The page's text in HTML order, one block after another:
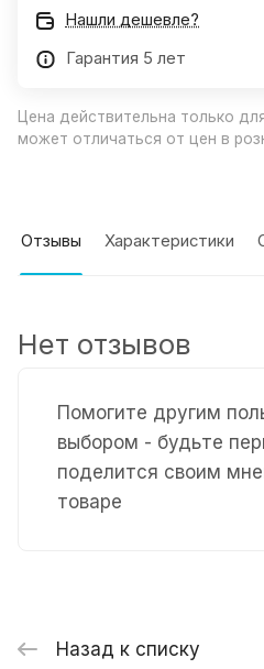
Нашли дешевле?
Гарантия 5 лет
Цена действительна только
может отличаться от цен в
Отзывы Характеристики
Помогите другим
выбором - будьте
поделится своим
товаре
Нет отзывов
Назад к списку